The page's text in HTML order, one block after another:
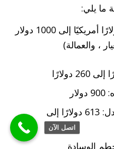
ما يلي:
المشكلات الكهربائية: 130 دولارًا أمريكيًا إلى 1000 دولار
، والعمالة)
2- استبدال قضيب التعادل: 613 دولارًا إلى
الوسادة
اتصل الآن